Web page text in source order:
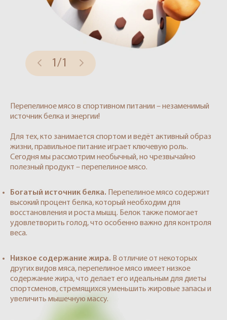
1/1
Перепелиное мясо в спортивном питании – незаменимый
источник белка и энергии!
Для тех, кто занимается спортом и ведёт активный образ
жизни, правильное питание играет ключевую роль.
Сегодня мы рассмотрим необычный, но чрезвычайно
полезный продукт – перепелиное мясо.
Богатый источник белка.
Перепелиное мясо содержит
высокий процент белка, который необходим для
восстановления и роста мышц. Белок также помогает
удовлетворить голод, что особенно важно для контроля
веса.
Низкое содержание жира. В отличие от некоторых
других видов мяса, перепелиное мясо имеет низкое
содержание жира, что делает его идеальным для диеты
спортсменов, стремящихся уменьшить жировые запасы и
увеличить мышечную массу.